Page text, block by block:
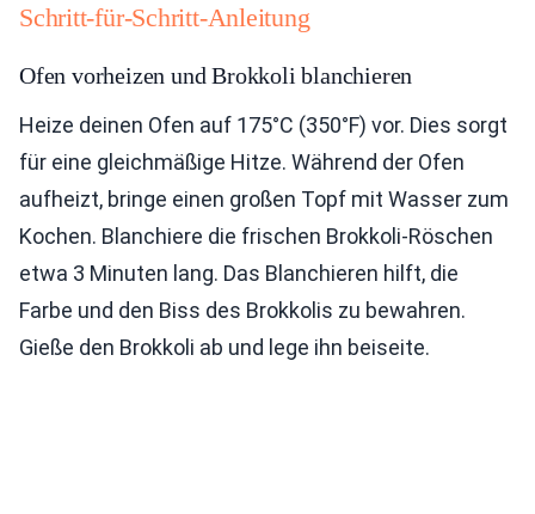
Schritt-für-Schritt-Anleitung
Ofen vorheizen und Brokkoli blanchieren
Heize deinen Ofen auf 175°C (350°F) vor. Dies sorgt
für eine gleichmäßige Hitze. Während der Ofen
aufheizt, bringe einen großen Topf mit Wasser zum
Kochen. Blanchiere die frischen Brokkoli-Röschen
etwa 3 Minuten lang. Das Blanchieren hilft, die
Farbe und den Biss des Brokkolis zu bewahren.
Gieße den Brokkoli ab und lege ihn beiseite.